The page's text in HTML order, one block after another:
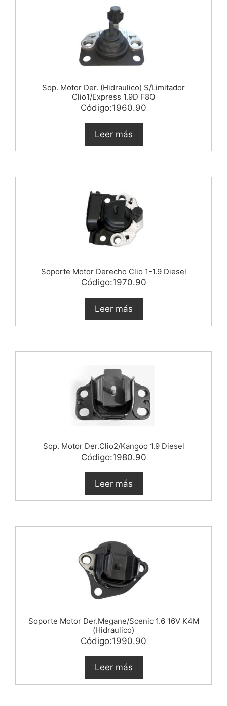
Sop. Motor Der. (Hidraulico) S/Limitador
Clio1/Express 1.9D F8Q
Código:1960.90
Leer más
Soporte Motor Derecho Clio 1-1.9 Diesel
Código:1970.90
Leer más
Sop. Motor Der.Clio2/Kangoo 1.9 Diesel
Código:1980.90
Leer más
Soporte Motor Der.Megane/Scenic 1.6 16V K4M
(Hidraulico)
Código:1990.90
Leer más